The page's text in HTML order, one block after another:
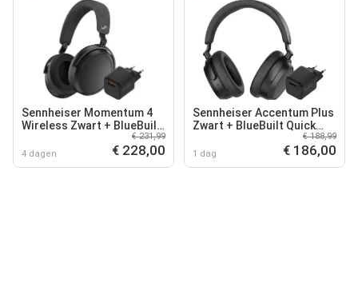
Sennheiser Momentum 4
Wireless Zwart + BlueBuilt
Quick Charge Oplader met
Usb A Poort 18W
4 dagen
€ 231,99
€ 228,00
Sennheiser Accentum Plus
Zwart + BlueBuilt Quick
Charge Oplader met Usb A
Poort 18W Zwart
1 dag
€ 188,99
€ 186,00